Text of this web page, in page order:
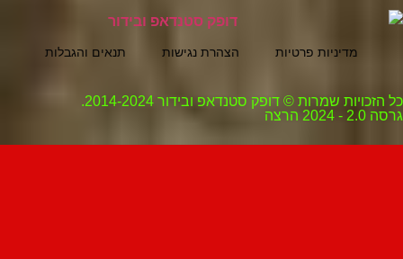
מדיניות פרטיות הצהרת נגישות תנאים והגבלות
שמרות © דופק סטנדאפ ובידור 2014-2024.